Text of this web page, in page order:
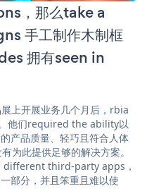
，那么take a
手工制作木制框
拥有seen in
上开展业务几个月后，rbia
他们required the ability以
产品质量、轻巧且符合人体
为此提供足够的解决方案。
different third-party apps，
部分，并且笨重且难以使